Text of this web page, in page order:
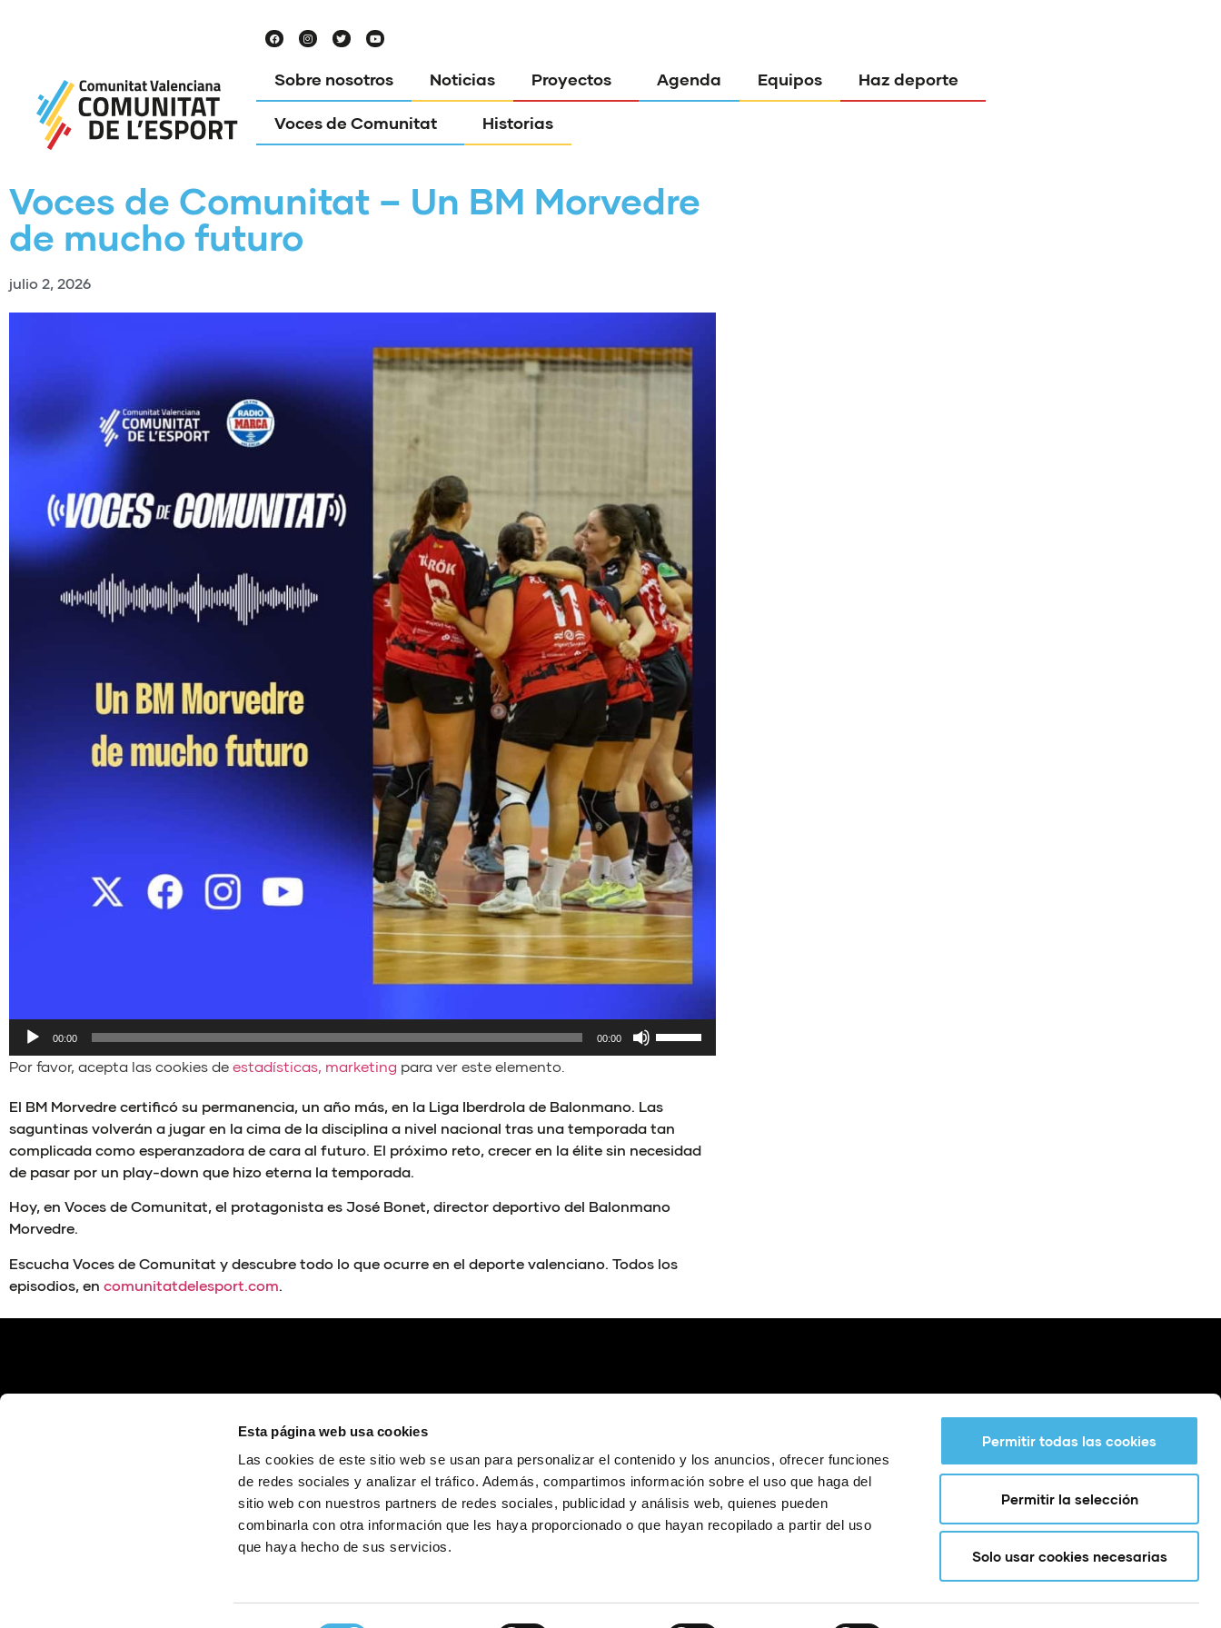
Esta página web usa cookies
Las cookies de este sitio web se usan para personalizar el contenido y los anuncios, ofrecer funciones
de redes sociales y analizar el tráfico. Además, compartimos información sobre el uso que haga del
sitio web con nuestros partners de redes sociales, publicidad y análisis web, quienes pueden
combinarla con otra información que les haya proporcionado o que hayan recopilado a partir del uso
que haya hecho de sus servicios.
Permitir todas las cookies
Permitir la selección
Solo usar cookies necesarias
Sobre nosotros Noticias Proyectos Agenda Equipos Haz deporte
Voces de Comunitat Historias
Voces de Comunitat – Un BM Morvedre
de mucho futuro
julio 2, 2026
Reproductor
audio
00:00 00:00
flecha
arriba/abajo
para
o
volumen.
Por favor, acepta las cookies de estadísticas, marketing para ver este elemento.
El BM Morvedre certificó su permanencia, un año más, en la Liga Iberdrola de Balonmano. Las
saguntinas volverán a jugar en la cima de la disciplina a nivel nacional tras una temporada tan
complicada como esperanzadora de cara al futuro. El próximo reto, crecer en la élite sin necesidad
de pasar por un play-down que hizo eterna la temporada.
Hoy, en Voces de Comunitat, el protagonista es José Bonet, director deportivo del Balonmano
Morvedre.
Escucha Voces de Comunitat y descubre todo lo que ocurre en el deporte valenciano. Todos los
episodios, en comunitatdelesport.com
Calle Poeta Quintana, 1 46003 València (España)
info@fundaciontrinidadalfonso.org